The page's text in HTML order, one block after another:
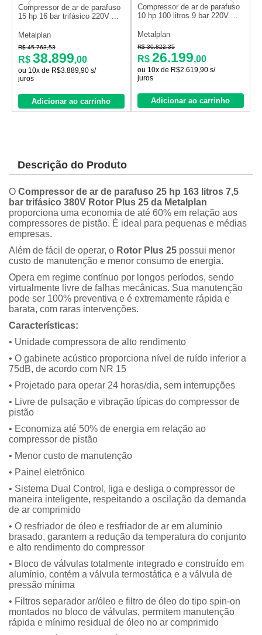
Compressor de ar de parafuso
15 hp 16 bar trifásico 220V ...
Metalplan
R$ 45.763,53
R$ 38.899,00
ou 10x de R$3.889,90 s/
juros
Adicionar ao carrinho
Compressor de ar de parafuso
10 hp 100 litros 9 bar 220V ...
Metalplan
R$ 30.822,35
R$ 26.199,00
ou 10x de R$2.619,90 s/
juros
Adicionar ao carrinho
Descrição do Produto
O Compressor de ar de parafuso 25 hp 163 litros 7,5
bar trifásico 380V Rotor Plus 25 da Metalplan
proporciona uma economia de até 60% em relação aos
compressores de pistão. É ideal para pequenas e médias
empresas.
Além de fácil de operar, o Rotor Plus 25 possui menor
custo de manutenção e menor consumo de energia.
Opera em regime contínuo por longos períodos, sendo
virtualmente livre de falhas mecânicas. Sua manutenção
pode ser 100% preventiva e é extremamente rápida e
barata, com raras intervenções.
Características:
• Unidade compressora de alto rendimento
• O gabinete acústico proporciona nível de ruído inferior a
75dB, de acordo com NR 15
• Projetado para operar 24 horas/dia, sem interrupções
• Livre de pulsação e vibração típicas do compressor de
pistão
• Economiza até 50% de energia em relação ao
compressor de pistão
• Menor custo de manutenção
• Painel eletrônico
• Sistema Dual Control, liga e desliga o compressor de
maneira inteligente, respeitando a oscilação da demanda
de ar comprimido
• O resfriador de óleo e resfriador de ar em alumínio
brasado, garantem a redução da temperatura do conjunto
e alto rendimento do compressor
• Bloco de válvulas totalmente integrado e construído em
alumínio, contém a válvula termostática e a válvula de
pressão mínima
• Filtros separador ar/óleo e filtro de óleo do tipo spin-on
montados no bloco de válvulas, permitem manutenção
rápida e mínimo residual de óleo no ar comprimido